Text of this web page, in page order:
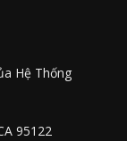
Hệ Thống
95122